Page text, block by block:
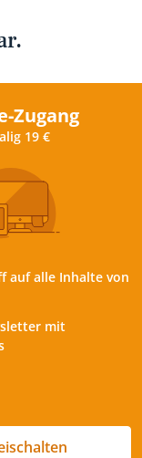
Zugang
19 €
auf alle Inhalte von
mit